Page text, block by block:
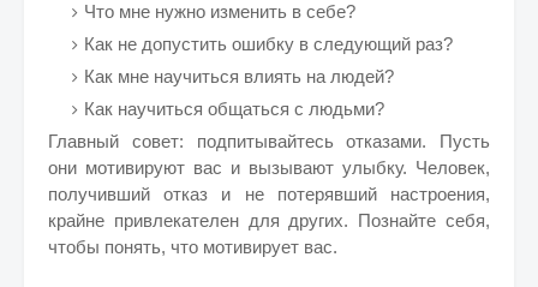
Что мне нужно изменить в себе?
Как не допустить ошибку в следующий раз?
Как мне научиться влиять на людей?
Как научиться общаться с людьми?
Главный совет: подпитывайтесь отказами. Пусть
они мотивируют вас и вызывают улыбку. Человек,
получивший отказ и не потерявший настроения,
крайне привлекателен для других. Познайте себя,
чтобы понять, что мотивирует вас.